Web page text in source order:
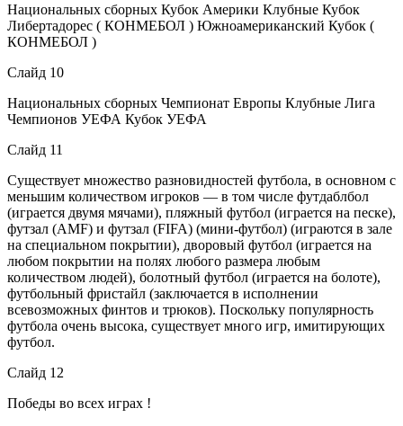
Национальных сборных Кубок Америки Клубные Кубок
Либертадорес ( КОНМЕБОЛ ) Южноамериканский Кубок (
КОНМЕБОЛ )
Слайд 10
Национальных сборных Чемпионат Европы Клубные Лига
Чемпионов УЕФА Кубок УЕФА
Слайд 11
Существует множество разновидностей футбола, в основном с
меньшим количеством игроков — в том числе футдаблбол
(играется двумя мячами), пляжный футбол (играется на песке),
футзал (AMF) и футзал (FIFA) (мини-футбол) (играются в зале
на специальном покрытии), дворовый футбол (играется на
любом покрытии на полях любого размера любым
количеством людей), болотный футбол (играется на болоте),
футбольный фристайл (заключается в исполнении
всевозможных финтов и трюков). Поскольку популярность
футбола очень высока, существует много игр, имитирующих
футбол.
Слайд 12
Победы во всех играх !